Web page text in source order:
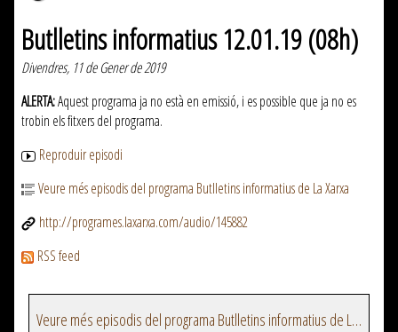
Butlletins informatius 12.01.19 (08h)
Divendres, 11 de Gener de 2019
ALERTA:Aquest programa ja no està en emissió, i es possible que ja no es
trobin els fitxers del programa.
Reproduir episodi
Veure més episodis del programa Butlletins informatius de La Xarxa
http://programes.laxarxa.com/audio/145882
RSS feed
Veure més episodis del programa Butlletins informatius de La Xarxa